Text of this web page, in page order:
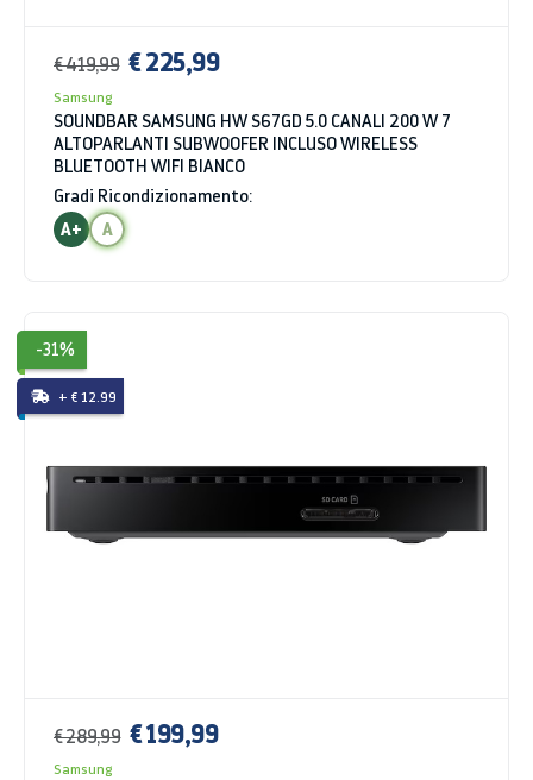
€ 419,99 € 225,99
Samsung
SOUNDBAR SAMSUNG HW S67GD 5.0 CANALI 200 W 7
ALTOPARLANTI SUBWOOFER INCLUSO WIRELESS
BLUETOOTH WIFI BIANCO
Gradi Ricondizionamento:
A+
A
-31%
+ € 12.99
€ 289,99 € 199,99
Samsung